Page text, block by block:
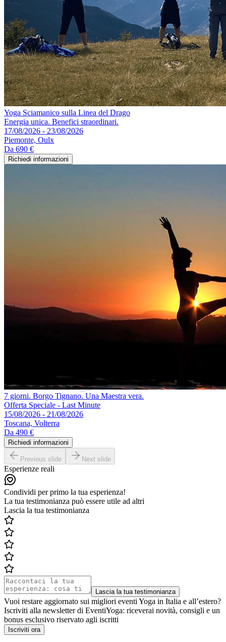
Yoga Sciamanico sulla Linea del Drago
Energia unica. Benefici straordinari.
17/08/2026 - 23/08/2026
Piemonte, Oulx
Da 690 €
Richiedi informazioni
7 giorni. Borgo Tignano. Una Maestra vera.
Offerta Speciale - Last Minute
15/08/2026 - 21/08/2026
Toscana, Volterra
Da 490 €
Richiedi informazioni
Previous slide Next slide
Esperienze reali
Condividi per primo la tua esperienza!
La tua testimonianza può essere utile ad altri
Lascia la tua testimonianza
Lascia la tua testimonianza
Vuoi restare aggiornato sui migliori eventi Yoga in Italia e all’estero?
Iscriviti alla newsletter di EventiYoga: riceverai novità, consigli e un
bonus esclusivo riservato agli iscritti
Iscriviti ora